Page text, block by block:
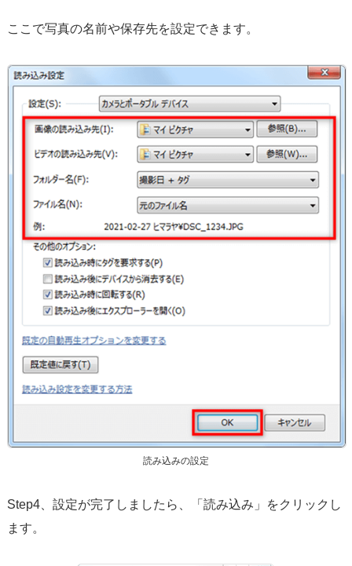
ここで写真の名前や保存先を設定できます。
読み込みの設定
Step4、設定が完了しましたら、「読み込み」をクリックし
ます。